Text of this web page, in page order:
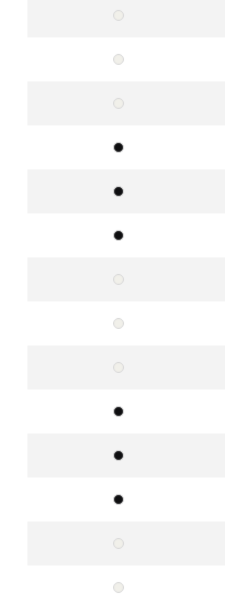
Verkehrsweiss
Verkehrsweiss
Verkehrsweiss
Graphitschwarz
Graphitschwarz
Graphitschwarz
Verkehrsweiss
Verkehrsweiss
Verkehrsweiss
Graphitschwarz
Graphitschwarz
Graphitschwarz
Verkehrsweiss
Verkehrsweiss